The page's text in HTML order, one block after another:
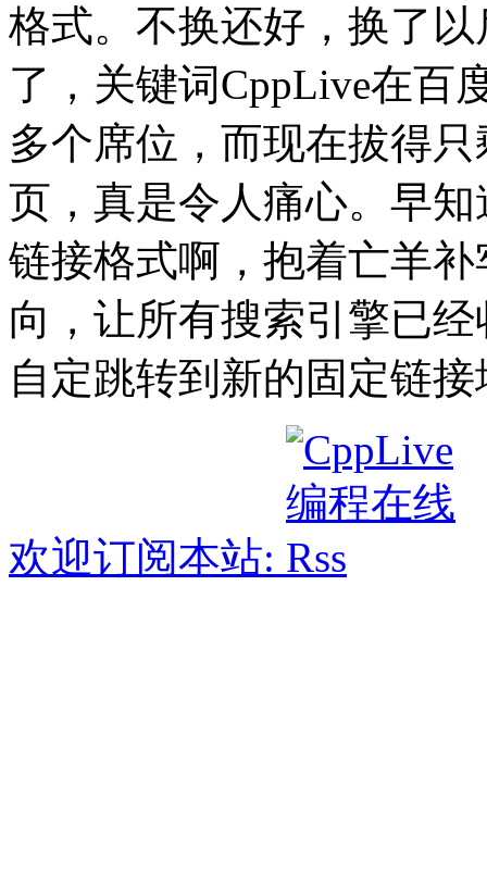
格式。不换还好，换了
了，关键词CppLive在百
多个席位，而现在拔得
页，真是令人痛心。早
链接格式啊，抱着亡羊
向，让所有搜索引擎已
自定跳转到新的固定链
欢迎订阅本站: